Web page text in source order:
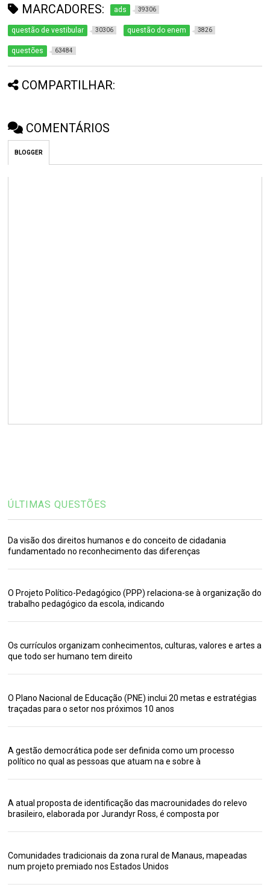
MARCADORES: ads 39306
questão de vestibular 30306 questão do enem 3826
questões 63484
COMPARTILHAR:
COMENTÁRIOS
BLOGGER
ÚLTIMAS QUESTÕES
Da visão dos direitos humanos e do conceito de cidadania
fundamentado no reconhecimento das diferenças
O Projeto Político-Pedagógico (PPP) relaciona-se à organização do
trabalho pedagógico da escola, indicando
Os currículos organizam conhecimentos, culturas, valores e artes a
que todo ser humano tem direito
O Plano Nacional de Educação (PNE) inclui 20 metas e estratégias
traçadas para o setor nos próximos 10 anos
A gestão democrática pode ser definida como um processo
político no qual as pessoas que atuam na e sobre à
A atual proposta de identificação das macrounidades do relevo
brasileiro, elaborada por Jurandyr Ross, é composta por
Comunidades tradicionais da zona rural de Manaus, mapeadas
num projeto premiado nos Estados Unidos